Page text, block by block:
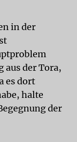
in der
aus der Tora,
es dort
halte
der